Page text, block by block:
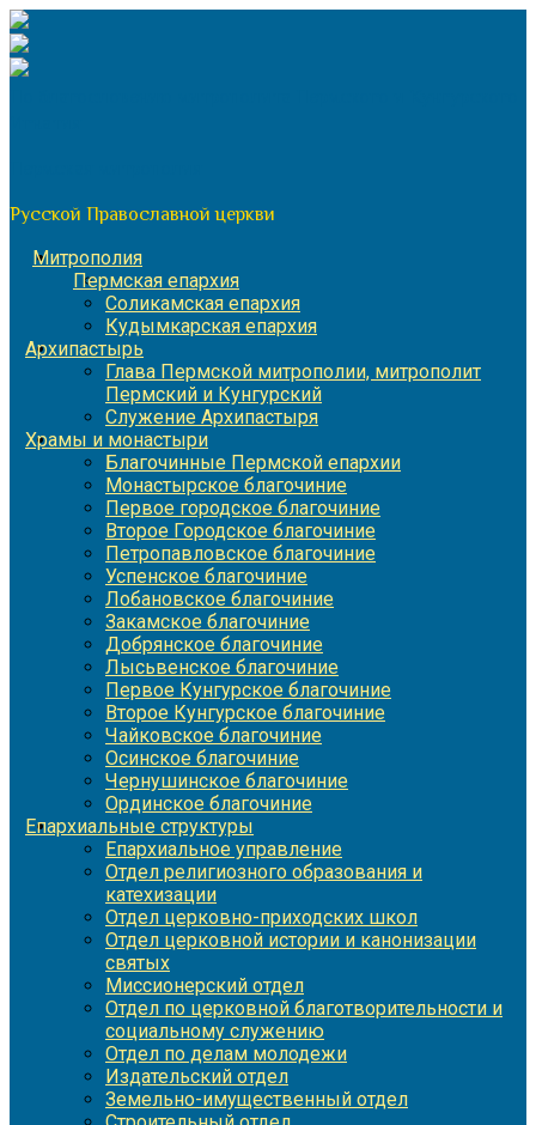
Перейти
к
содержимому
Русской Православной церкви
Митрополия
Пермская епархия
Соликамская епархия
Кудымкарская епархия
Архипастырь
Глава Пермской митрополии, митрополит
Пермский и Кунгурский
Служение Архипастыря
Храмы и монастыри
Благочинные Пермской епархии
Монастырское благочиние
Первое городское благочиние
Второе Городское благочиние
Петропавловское благочиние
Успенское благочиние
Лобановское благочиние
Закамское благочиние
Добрянское благочиние
Лысьвенское благочиние
Первое Кунгурское благочиние
Второе Кунгурское благочиние
Чайковское благочиние
Осинское благочиние
Чернушинское благочиние
Ординское благочиние
Епархиальные структуры
Епархиальное управление
Отдел религиозного образования и
катехизации
Отдел церковно-приходских школ
Отдел церковной истории и канонизации
святых
Миссионерский отдел
Отдел по церковной благотворительности и
социальному служению
Отдел по делам молодежи
Издательский отдел
Земельно-имущественный отдел